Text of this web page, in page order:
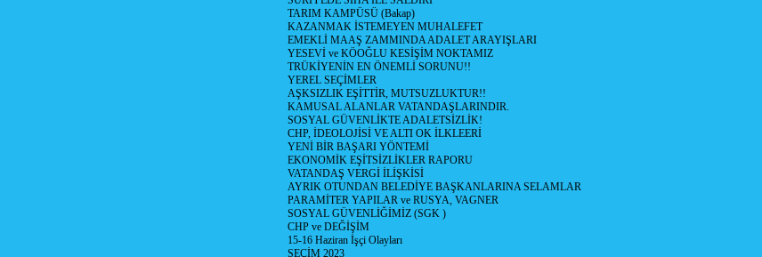
TARIM KAMPÜSÜ (Bakap)
KAZANMAK İSTEMEYEN MUHALEFET
EMEKLİ MAAŞ ZAMMINDA ADALET ARAYIŞLARI
YESEVİ ve KÖOĞLU KESİŞİM NOKTAMIZ
TRÜKİYENİN EN ÖNEMLİ SORUNU!!
YEREL SEÇİMLER
AŞKSIZLIK EŞİTTİR, MUTSUZLUKTUR!!
KAMUSAL ALANLAR VATANDAŞLARINDIR.
SOSYAL GÜVENLİKTE ADALETSİZLİK!
CHP, İDEOLOJİSİ VE ALTI OK İLKLEERİ
YENİ BİR BAŞARI YÖNTEMİ
EKONOMİK EŞİTSİZLİKLER RAPORU
VATANDAŞ VERGİ İLİŞKİSİ
AYRIK OTUNDAN BELEDİYE BAŞKANLARINA SELAMLAR
PARAMİTER YAPILAR ve RUSYA, VAGNER
SOSYAL GÜVENLİĞİMİZ (SGK )
CHP ve DEĞİŞİM
15-16 Haziran İşçi Olayları
SEÇİM 2023